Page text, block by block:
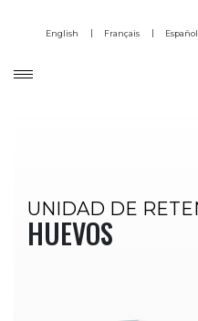
English Français Español
UNIDAD DE
HUEVOS